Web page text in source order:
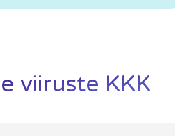
viiruste KKK